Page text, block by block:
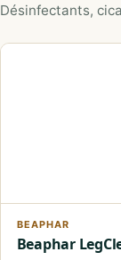
Désinfectants,
BEAPHAR
Beaphar